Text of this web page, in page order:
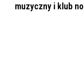
muzyczny i klub